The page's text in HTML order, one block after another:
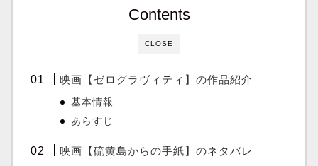
CLOSE
Contents
映画【ゼログラヴィティ】の作品紹介
基本情報
あらすじ
映画【硫黄島からの手紙】のネタバレ